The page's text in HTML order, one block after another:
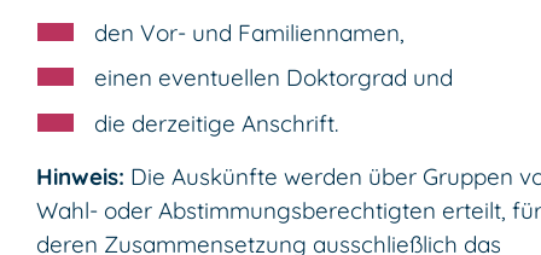
den Vor- und Familiennamen,
einen eventuellen Doktorgrad und
die derzeitige Anschrift.
Hinweis: Die Auskünfte werden über Gruppen
Wahl- oder Abstimmungsberechtigten erteilt, für
deren Zusammensetzung ausschließlich das